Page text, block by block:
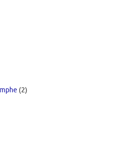
(2)